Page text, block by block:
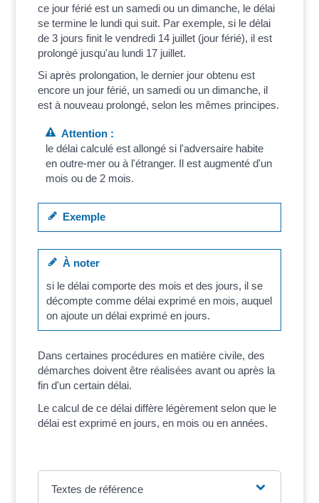
ce jour férié est un samedi ou un dimanche, le délai
se termine le lundi qui suit. Par exemple, si le délai
de 3 jours finit le vendredi 14 juillet (jour férié), il est
prolongé jusqu'au lundi 17 juillet.
Si après prolongation, le dernier jour obtenu est
encore un jour férié, un samedi ou un dimanche, il
est à nouveau prolongé, selon les mêmes principes.
Attention :
le délai calculé est allongé si l'adversaire habite
en outre-mer ou à l'étranger. Il est augmenté d'un
mois ou de 2 mois.
Exemple
À noter
si le délai comporte des mois et des jours, il se
décompte comme délai exprimé en mois, auquel
on ajoute un délai exprimé en jours.
Dans certaines procédures en matière civile, des
démarches doivent être réalisées avant ou après la
fin d'un certain délai.
Le calcul de ce délai diffère légèrement selon que le
délai est exprimé en jours, en mois ou en années.
Textes de référence